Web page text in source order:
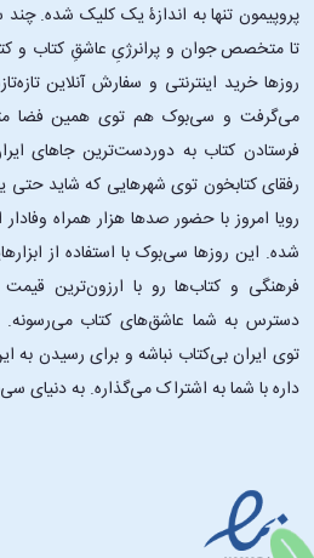
تا متخصص جوان و پرانرژیِ عاشقِ کتاب و
روزها خرید اینترنتی و سفارش آنلاین
می‌گرفت و سی‌بوک هم توی همین فضا
فرستادن کتاب به دوردست‌ترین جاهای
رفقای کتابخون توی شهرهایی که شاید
رویا امروز با حضور صدها هزار همراه
شده. این ‌روزها سی‌بوک با استفاده از
فرهنگی و کتاب‌ها رو با ارزون‌ترین
دسترس به شما عاشق‌های کتاب می‌رسونه.
توی ایران بی‌کتاب نباشه و برای رسیدن به
داره با شما به اشتراک می‌گذاره. به